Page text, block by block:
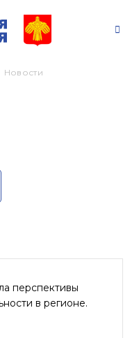
Новости
перспективы
в регионе.